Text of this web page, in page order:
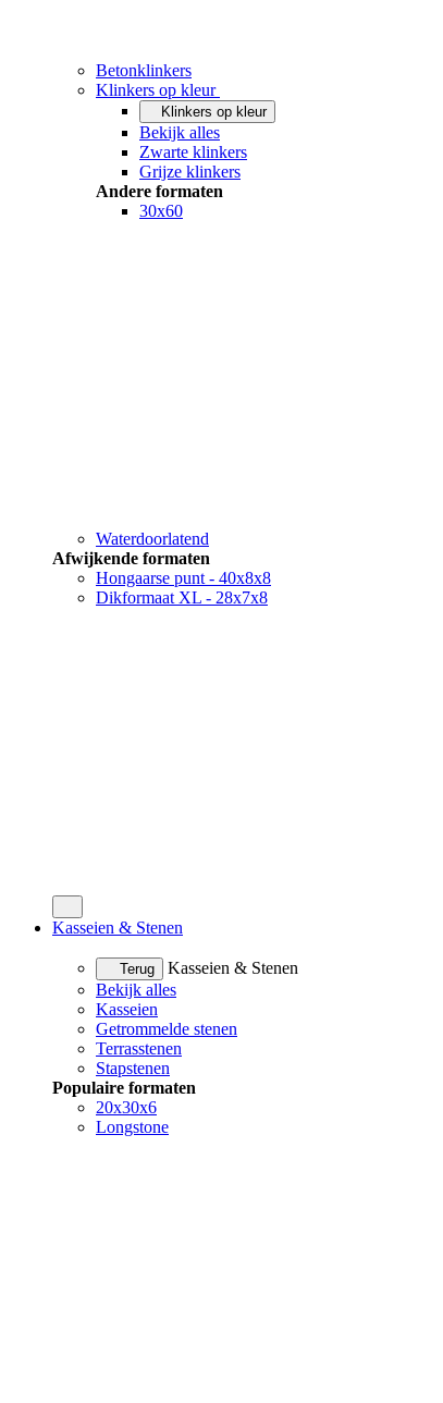
Betonklinkers
Klinkers op kleur
Klinkers op kleur
Bekijk alles
Zwarte klinkers
Grijze klinkers
Andere formaten
30x60
Waterdoorlatend
Afwijkende formaten
Hongaarse punt - 40x8x8
Dikformaat XL - 28x7x8
Kasseien & Stenen
Terug
Kasseien & Stenen
Bekijk alles
Kasseien
Getrommelde stenen
Terrasstenen
Stapstenen
Populaire formaten
20x30x6
Longstone